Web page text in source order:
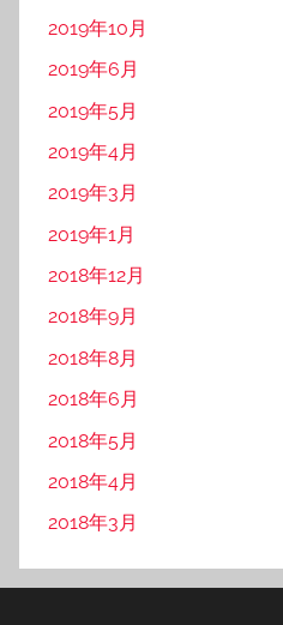
2019年10月
2019年6月
2019年5月
2019年4月
2019年3月
2019年1月
2018年12月
2018年9月
2018年8月
2018年6月
2018年5月
2018年4月
2018年3月